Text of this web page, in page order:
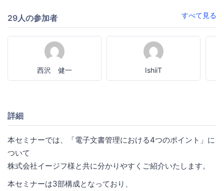
29人の参加者 すべて見る
西沢 健一 IshiiT
詳細
本セミナーでは、「電子文書管理における4つのポイント」に
ついて
株式会社イージフ様と共に分かりやすくご紹介いたします。
本セミナーは3部構成となっており、